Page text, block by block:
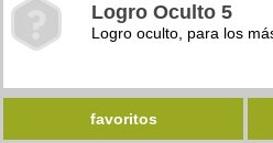
Logro Oculto 5
Logro oculto, para los
favoritos